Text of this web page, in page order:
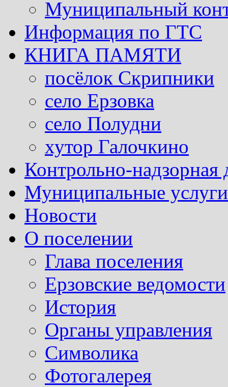
Муниципальный
Информация по ГТС
КНИГА ПАМЯТИ
посёлок Скрипники
село Ерзовка
село Полудни
хутор Галочкино
Контрольно-надзорная
Муниципальные
Новости
О поселении
Глава поселения
Ерзовские ведомости
История
Органы управления
Символика
Фотогалерея